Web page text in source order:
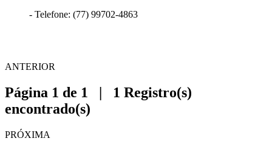
- Telefone: (77) 99702-4863
ANTERIOR
Página 1 de 1 | 1 Registro(s)
encontrado(s)
PRÓXIMA